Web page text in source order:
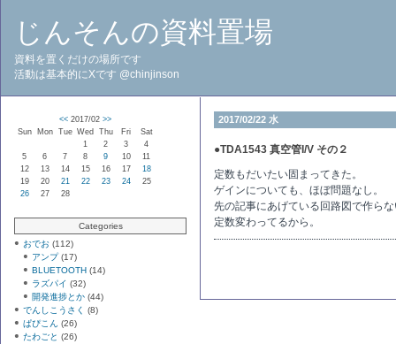
じんそんの資料置場
資料を置くだけの場所です
活動は基本的にXです @chinjinson
<< 2017/02 >>
Sun
Mon Tue Wed Thu Fri
Sat
1
2 3
4
5
6 7 8 9 10
11
12
13 14 15 16 17
18
19
20 21 22 23 24
25
26
27 28
Categories
おでお (112)
アンプ(17)
BLUETOOTH (14)
ラズパイ (32)
開発進捗とか (44)
でんしこうさく (8)
ぱぴこん (26)
たわごと (26)
2017/02/22 水
●TDA1543 真空管I/V その２
定数もだいたい固まってきた。
ゲインについても、ほぼ問題なし。
先の記事にあげている回路図で作ら
定数変わってるから。